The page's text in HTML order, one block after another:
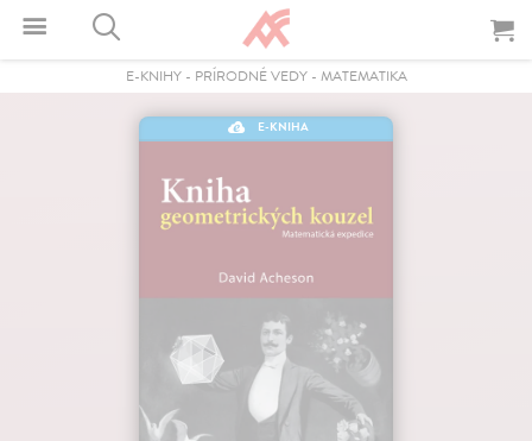
E-KNIHY- PRÍRODNÉ VEDY- MATEMATIKA
E-KNIHA